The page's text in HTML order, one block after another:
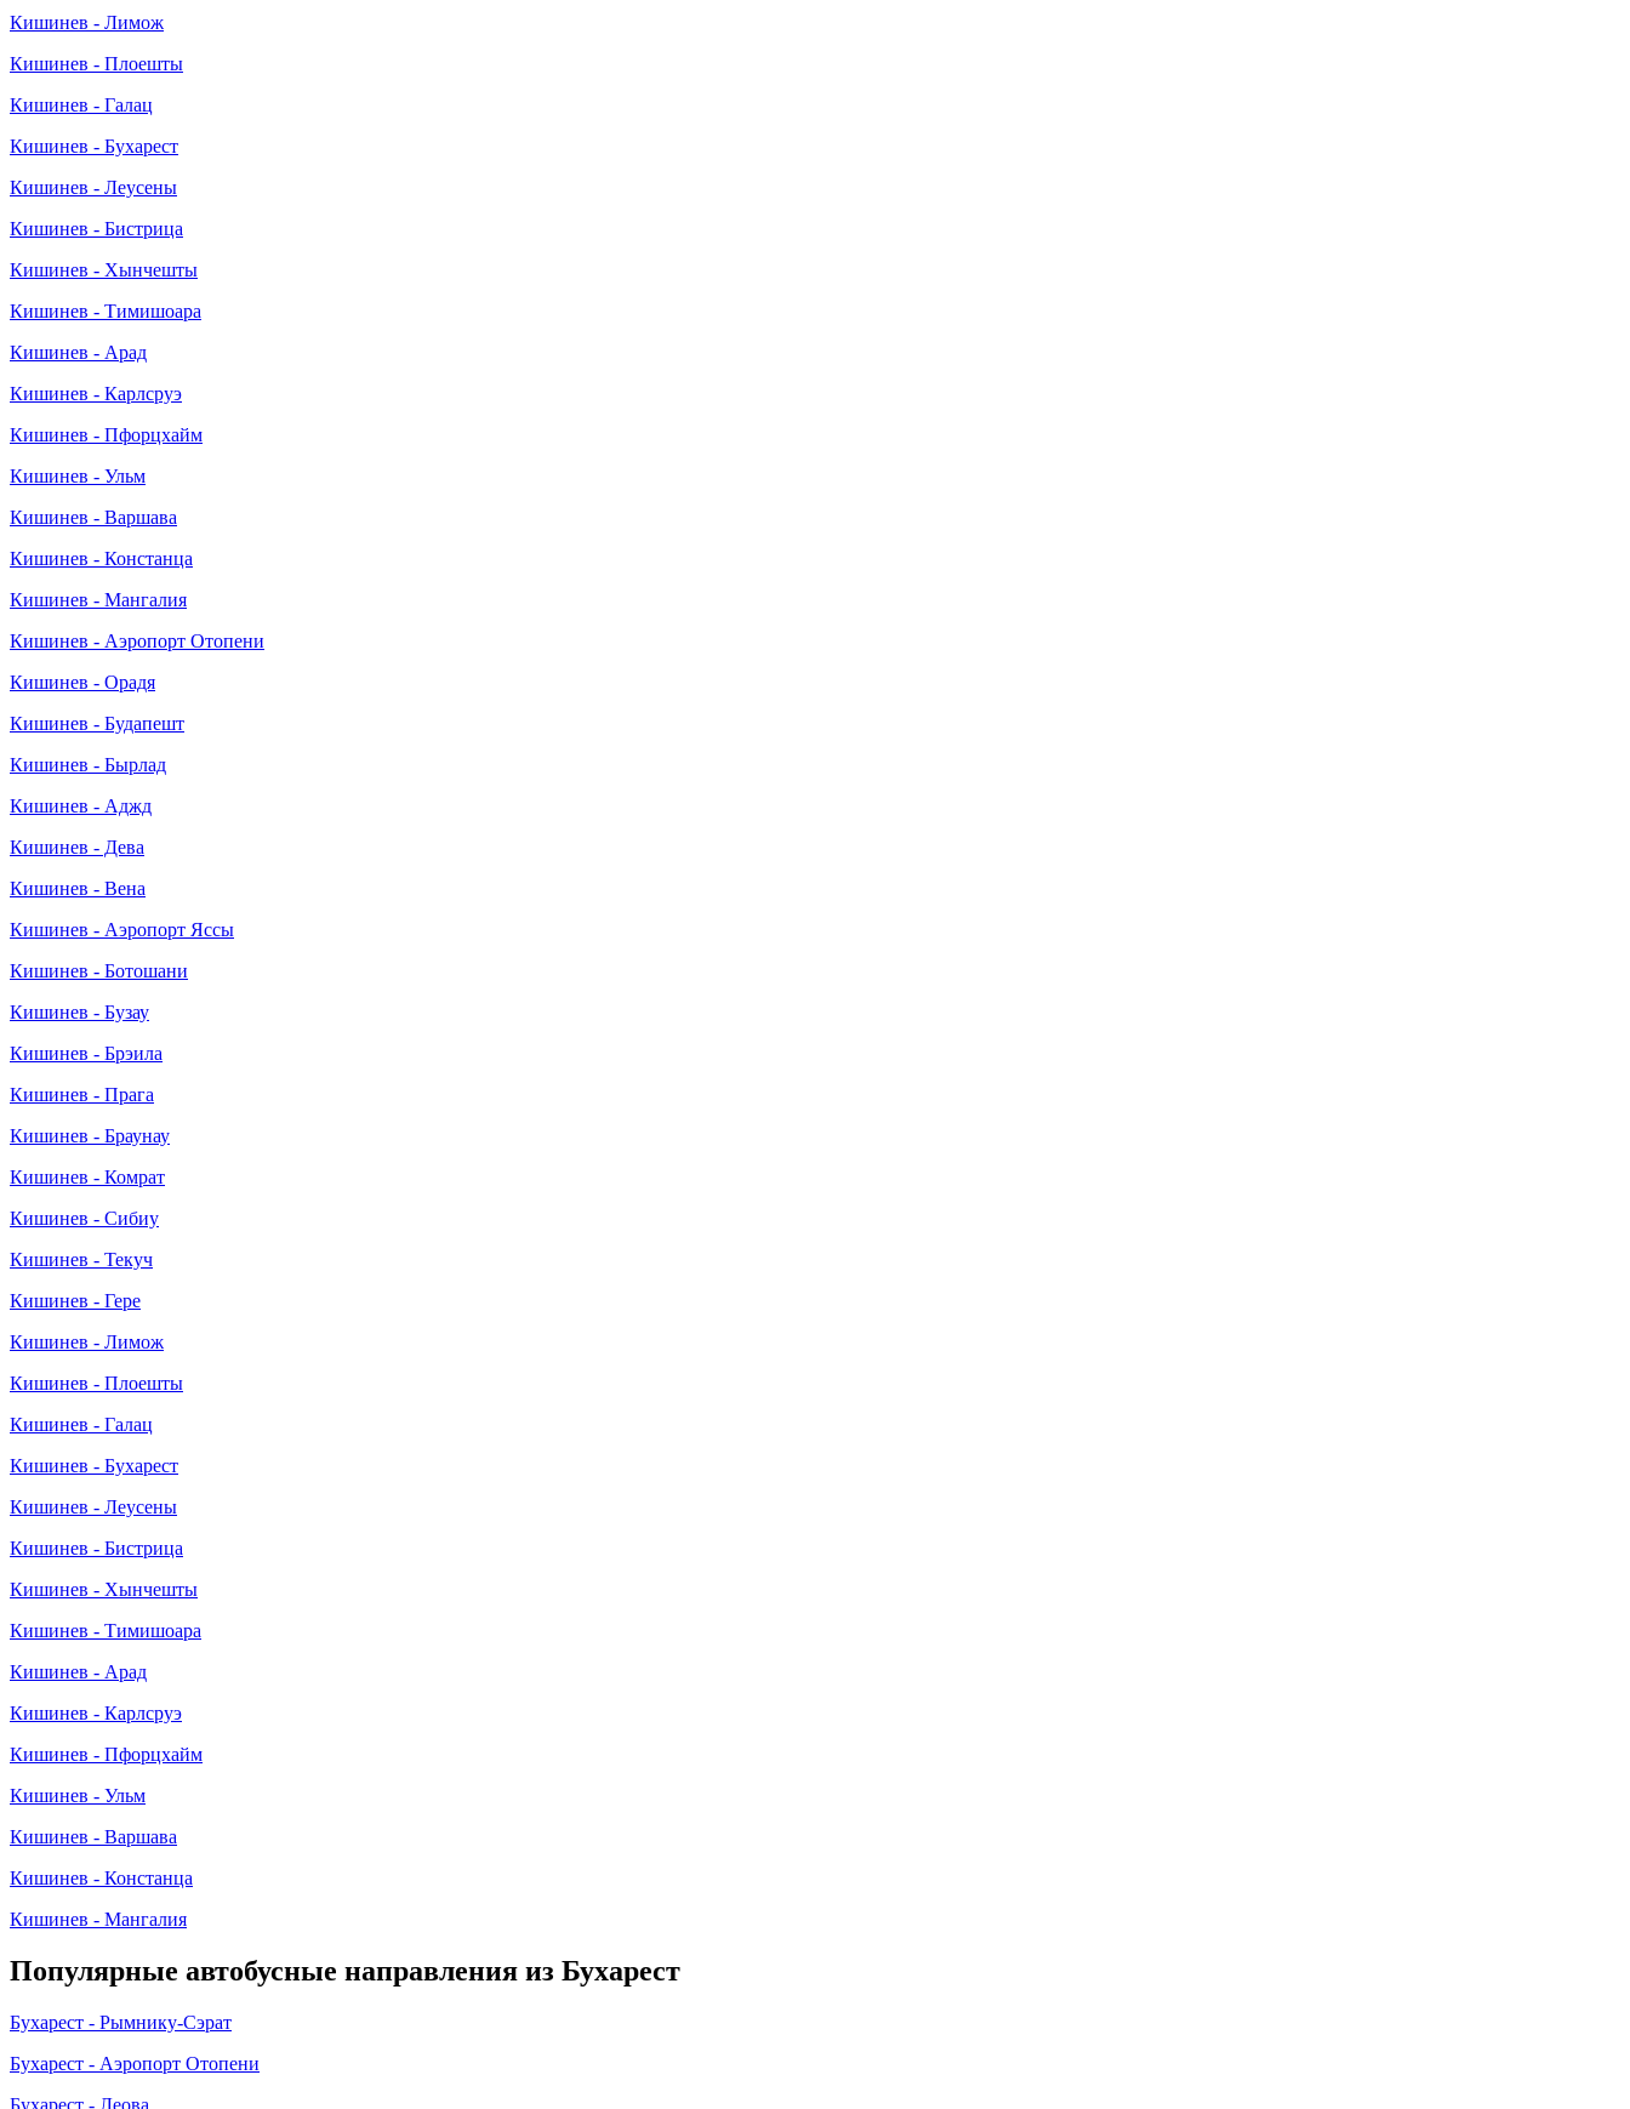
Кишинев - Лимож
Кишинев - Плоешты
Кишинев - Галац
Кишинев - Бухарест
Кишинев - Леусены
Кишинев - Бистрица
Кишинев - Хынчешты
Кишинев - Тимишоара
Кишинев - Арад
Кишинев - Карлсруэ
Кишинев - Пфорцхайм
Кишинев - Ульм
Кишинев - Варшава
Кишинев - Констанца
Кишинев - Мангалия
Кишинев - Аэропорт Отопени
Кишинев - Орадя
Кишинев - Будапешт
Кишинев - Бырлад
Кишинев - Аджд
Кишинев - Дева
Кишинев - Вена
Кишинев - Аэропорт Яссы
Кишинев - Ботошани
Кишинев - Бузау
Кишинев - Брэила
Кишинев - Прага
Кишинев - Браунау
Кишинев - Комрат
Кишинев - Сибиу
Кишинев - Текуч
Кишинев - Гере
Кишинев - Лимож
Кишинев - Плоешты
Кишинев - Галац
Кишинев - Бухарест
Кишинев - Леусены
Кишинев - Бистрица
Кишинев - Хынчешты
Кишинев - Тимишоара
Кишинев - Арад
Кишинев - Карлсруэ
Кишинев - Пфорцхайм
Кишинев - Ульм
Кишинев - Варшава
Кишинев - Констанца
Кишинев - Мангалия
Популярные автобусные направления из Бухарест
Бухарест - Рымнику-Сэрат
Бухарест - Аэропорт Отопени
Бухарест - Леова